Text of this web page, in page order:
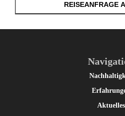
REISEANFRAGE
Aktuelles